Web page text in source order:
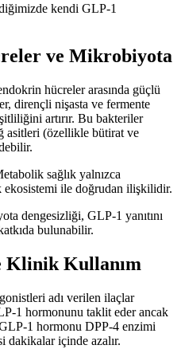
kendi GLP-1
ve Mikrobiyota
hücreler arasında güçlü
dirençli nişasta ve fermente
artırır. Bu bakteriler
asitleri (özellikle bütirat ve
sağlık yalnızca
ekosistemi ile doğrudan ilişkilidir.
dengesizliği, GLP-1 yanıtını
bulunabilir.
Klinik Kullanım
adı verilen ilaçlar
1 hormonunu taklit eder ancak
1 hormonu DPP-4 enzimi
dakikalar içinde azalır.